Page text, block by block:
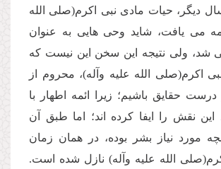
دیگر، حیات مادى نبى اكرم(صلى الله
مى یافت، شاید وحى هایى به عنوان
شد، ولى نتیجه این سخن این نیست كه
اكرم(صلى الله علیه وآله)، محروم از
درست حقایق باشیم؛ زیرا ائمه اطهار با
نقش را ایفا كرده اند؛ اما طبق آن
مورد نیاز بشر بوده، در همان زمان
الله علیه وآله) نازل شده است.